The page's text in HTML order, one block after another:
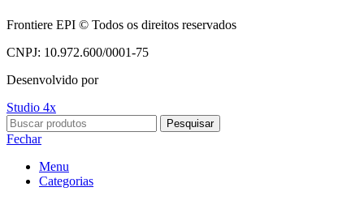
Frontiere EPI © Todos os direitos reservados
CNPJ: 10.972.600/0001-75
Desenvolvido por
Studio 4x
Pesquisar
Fechar
Menu
Categorias